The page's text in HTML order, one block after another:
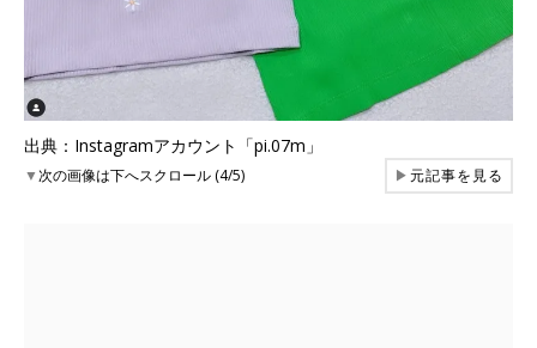
出典：Instagramアカウント「pi.07m」
▼次の画像は下へスクロール (4/5) ▶元記事を見る